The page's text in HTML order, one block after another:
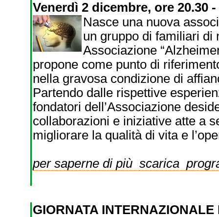
Venerdì 2 dicembre, ore
Nasce una nuova
un gruppo di familiari di
Associazione
propone come punto di
nella gravosa condizione di
Partendo dalle rispettive
fondatori dell’Associazione
collaborazioni e iniziative atte a
migliorare la qualità di vita e
per saperne di più scarica
GIORNATA